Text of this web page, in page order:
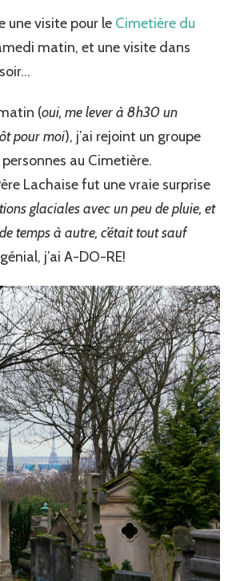
une visite pour le Cimetière du
matin, et une visite dans
(oui, me lever à 8h30 un
pour moi), j’ai rejoint un groupe
au Cimetière.
Lachaise fut une vraie surprise
glaciales avec un peu de pluie, et
temps à autre, c’était tout sauf
j’ai A-DO-RE!